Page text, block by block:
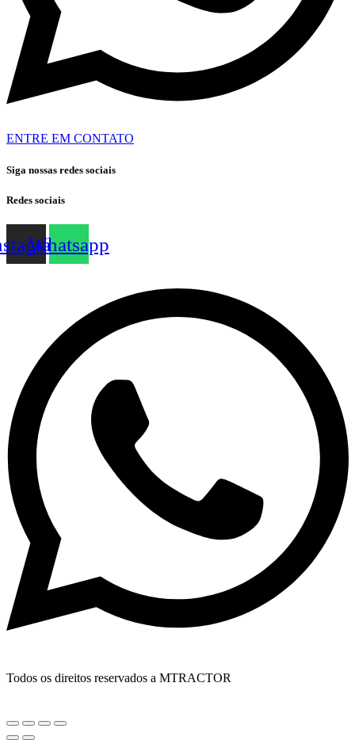
ENTRE EM CONTATO
Siga nossas redes sociais
Redes sociais
Whatsapp
Todos os direitos reservados a MTRACTOR